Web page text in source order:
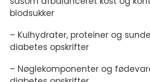
blodsukker
– Kulhydrater, proteiner og
diabetes opskrifter
– Nøglekomponenter og